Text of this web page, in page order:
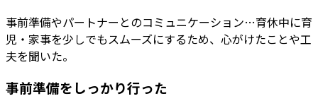
事前準備やパートナーとのコミュニケーション…育休中に育
児・家事を少しでもスムーズにするため、心がけたことや工
夫を聞いた。
事前準備をしっかり行った